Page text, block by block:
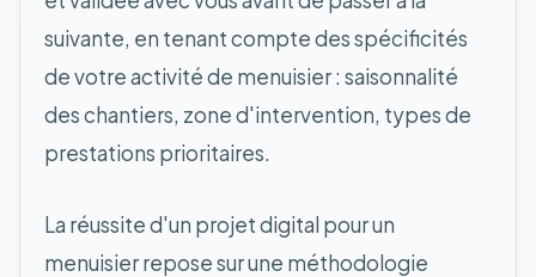
suivante, en tenant compte des spécificités
de votre activité de menuisier : saisonnalité
des chantiers, zone d'intervention, types de
prestations prioritaires.
La réussite d'un projet digital pour un
menuisier repose sur une méthodologie